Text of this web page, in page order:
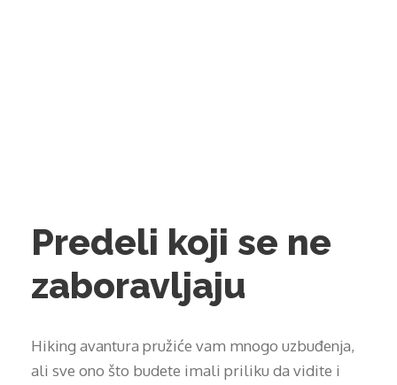
Predeli koji se ne
zaboravljaju
Hiking avantura pružiće vam mnogo uzbuđenja,
ali sve ono što budete imali priliku da vidite i